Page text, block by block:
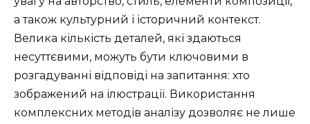
а також культурний і історичний контекст.
Велика кількість деталей, які здаються
несуттєвими, можуть бути ключовими в
розгадуванні відповіді на запитання: хто
зображений на ілюстрації. Використання
комплексних методів аналізу дозволяє не лише